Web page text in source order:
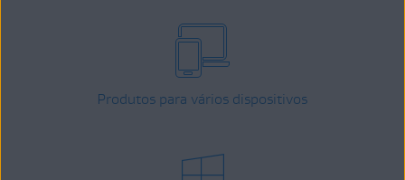
Produtos para vários dispositivos